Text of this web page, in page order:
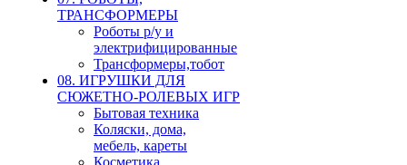
ТРАНСФОРМЕРЫ
Роботы р/у и
электрифицированные
Трансформеры,тобот
08. ИГРУШКИ ДЛЯ
СЮЖЕТНО-РОЛЕВЫХ ИГР
Бытовая техника
Коляски, дома,
мебель, кареты
Косметика